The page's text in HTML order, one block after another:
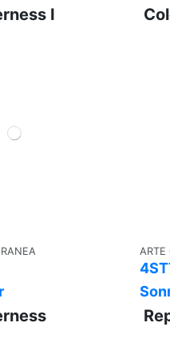
I
ARTE